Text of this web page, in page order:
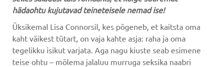
hädaohtu kujutavad teineteisele nemad ise!
Üksikemal Lisa Connorsil, kes põgeneb, et kaitsta oma
kaht väikest tütart, on vaja kahte asja: raha ja oma
tegelikku isikut varjata. Aga nagu kiuste seab esimene
teise ohtu – mõlema jalaluu murruga seksika naabri